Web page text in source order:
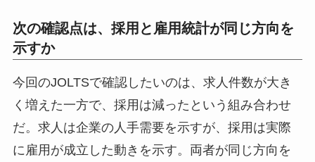
次の確認点は、採用と雇用統計が同じ方向を
示すか
今回のJOLTSで確認したいのは、求人件数が大き
く増えた一方で、採用は減ったという組み合わせ
だ。求人は企業の人手需要を示すが、採用は実際
に雇用が成立した動きを示す。両者が同じ方向を